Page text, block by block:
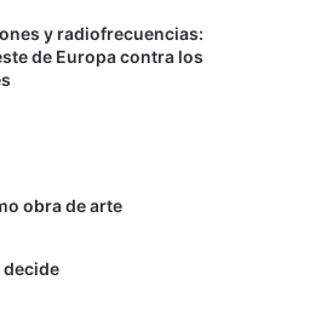
y radiofrecuencias:
de Europa contra los
obra de arte
decide